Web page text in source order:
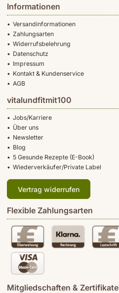
Informationen
Versandinformationen
Zahlungsarten
Widerrufsbelehrung
Datenschutz
Impressum
Kontakt & Kundenservice
AGB
vitalundfitmit100
Jobs/Karriere
Über uns
Newsletter
Blog
5 Gesunde Rezepte (E-Book)
Wiederverkäufer/Private Label
Vertrag widerrufen
Flexible Zahlungsarten
Mitgliedschaften & Zertifikate